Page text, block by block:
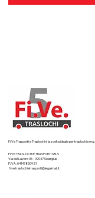
Fi.Ve Trasporti e Traslochi è la scelta ideale per traslochi
FI.VE.TRASLOCHI E TRASPORTI SRLS
Via del Lavoro 36 - 09047 Selargius
P.IVA: 04147850921
fi.ve.traslochietrasporti@legalmail.it